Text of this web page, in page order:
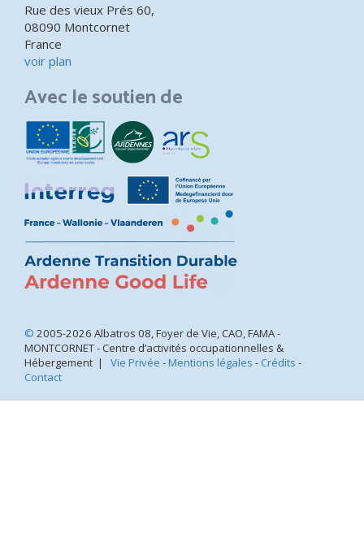
Rue des vieux Prés 60,
08090 Montcornet
France
voir plan
Avec le soutien de
© 2005-2026 Albatros 08, Foyer de Vie, CAO, FAMA -
MONTCORNET - Centre d’activités occupationnelles &
Hébergement | Vie Privée - Mentions légales - Crédits -
Contact